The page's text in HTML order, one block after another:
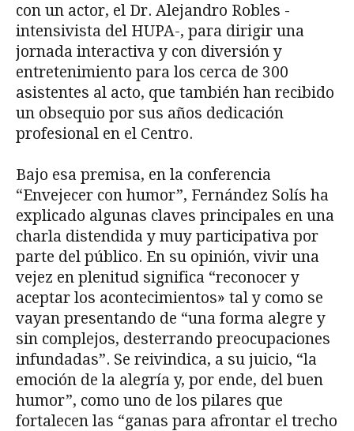
con un actor, el Dr. Alejandro Robles -
intensivista del HUPA-, para dirigir una
jornada interactiva y con diversión y
entretenimiento para los cerca de 300
asistentes al acto, que también han recibido
un obsequio por sus años dedicación
profesional en el Centro.
Bajo esa premisa, en la conferencia
“Envejecer con humor”, Fernández Solís ha
explicado algunas claves principales en una
charla distendida y muy participativa por
parte del público. En su opinión, vivir una
vejez en plenitud significa “reconocer y
aceptar los acontecimientos» tal y como se
vayan presentando de “una forma alegre y
sin complejos, desterrando preocupaciones
infundadas”. Se reivindica, a su juicio, “la
emoción de la alegría y, por ende, del buen
humor”, como uno de los pilares que
fortalecen las “ganas para afrontar el trecho